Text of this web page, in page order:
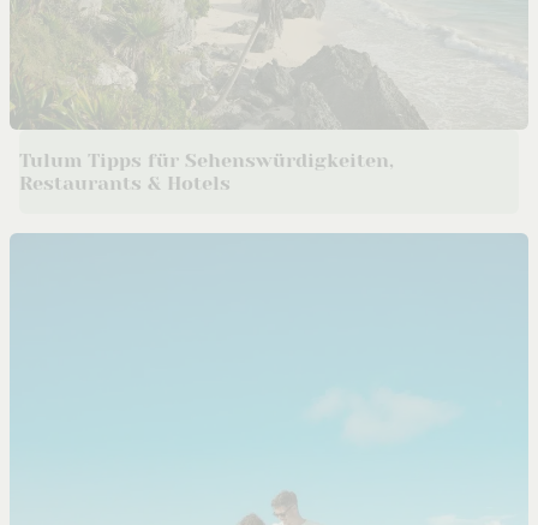
Tulum Tipps für Sehenswürdigkeiten,
Restaurants & Hotels